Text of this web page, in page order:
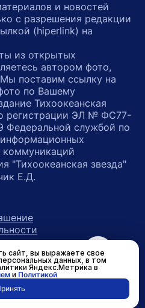
и новостей
с разрешения редакции
(hiperlink) на
из открытых
автором фото,
поставим ссылку на
по Вашему
Тихоокеанская
о регистрации ЭЛ № ФС77-
Федеральной службой по
коммуникаций
"Тихоокеанская звезда"
Е.Д.
на главную
16+
на страницу в Вконтакте
ссылка на страницу в
ссылка на канал в
в
сайт, вы выражаете свое
данных, в том
Яндекс.Метрика в
и Политикой